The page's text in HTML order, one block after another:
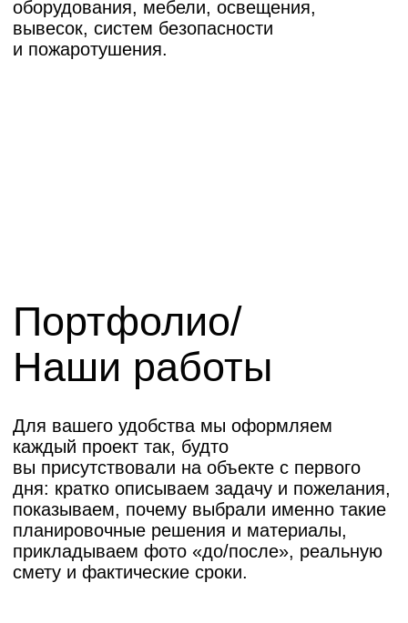
ремонта
коммерческих
помещений
Сложность дизайн-проекта:
Использование нестандартных
материалов, сложных архитектурных
Площадь и состояние объекта:
Необходимость в полном демонтаже
или усилении конструкций.
Окончательная цена формируется
индивидуально. На нее влияют: